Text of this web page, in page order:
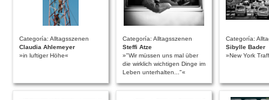
Categoría: Alltagsszenen
Claudia Ahlemeyer
»in luftiger Höhe«
Categoría: Alltagsszenen
Steffi Atze
»"Wir müssen uns mal über
die wirklich wichtigen Dinge im
Leben unterhalten..."«
Categoría:
Sibylle Bader
»New York